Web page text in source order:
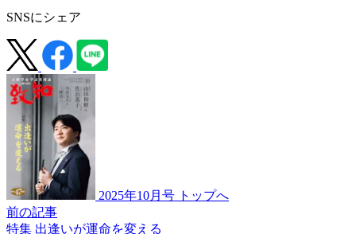
SNSにシェア
2025年10月号 トップへ
前の記事
特集 出逢いが運命を変える